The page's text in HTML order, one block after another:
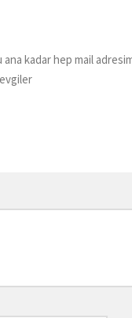
ana kadar hep mail